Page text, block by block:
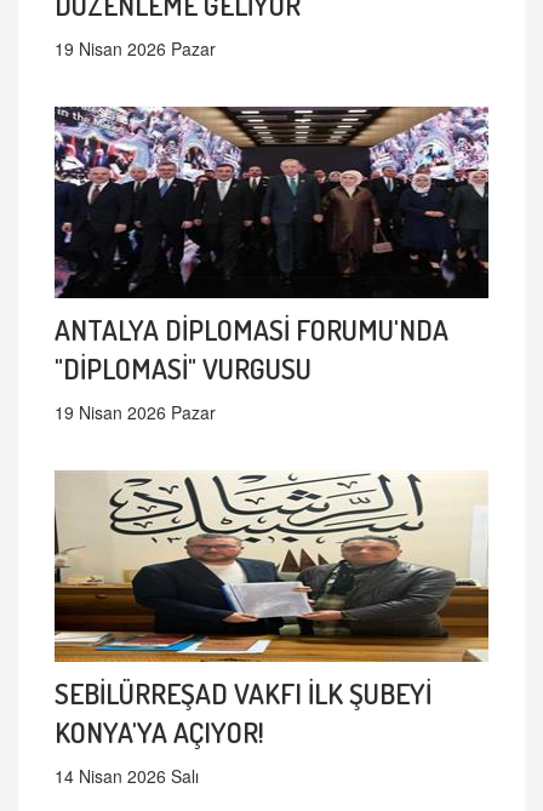
19 Nisan 2026 Pazar
ANTALYA DİPLOMASİ FORUMU'NDA
"DİPLOMASİ" VURGUSU
19 Nisan 2026 Pazar
SEBİLÜRREŞAD VAKFI İLK ŞUBEYİ
KONYA'YA AÇIYOR!
14 Nisan 2026 Salı